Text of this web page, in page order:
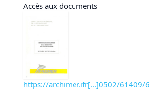
Accès aux documents
https://archimer.ifr[...]0502/61409/